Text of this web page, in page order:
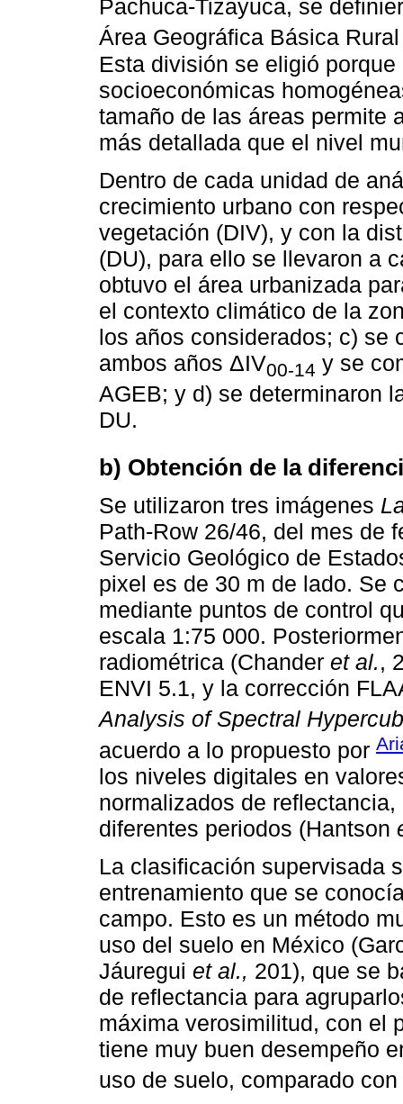
Pachuca-Tizayuca, se
Área Geográfica Básica
Esta división se eligió
socioeconómicas
tamaño de las áreas permite
más detallada que el nivel
Dentro de cada unidad de
crecimiento urbano con
vegetación (DIV), y con la
(DU), para ello se llevaron a
obtuvo el área urbanizada
el contexto climático de la
los años considerados; c) se
ambos años ΔIV00-14 y se
AGEB; y d) se determinaron
DU.
b) Obtención de la
Se utilizaron tres imágenes
Path-Row 26/46, del mes de
Servicio Geológico de
pixel es de 30 m de lado. Se
mediante puntos de control
escala 1:75 000.
radiométrica (Chander et al.,
ENVI 5.1, y la corrección
Analysis of Spectral
acuerdo a lo propuesto por
los niveles digitales en
normalizados de
diferentes periodos (Hantson
La clasificación supervisada
entrenamiento que se
campo. Esto es un método
uso del suelo en México
Jáuregui et al., 201), que se
de reflectancia para
máxima verosimilitud, con el
tiene muy buen desempeño
uso de suelo, comparado